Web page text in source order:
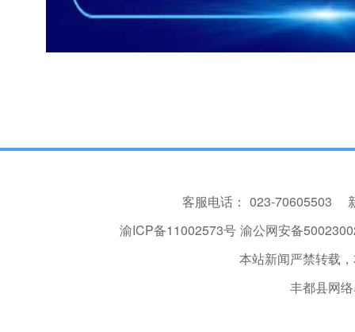
客服电话： 023-70605503
渝ICP备11002573号 渝公网安备
本站新闻严禁转载
丰都县网